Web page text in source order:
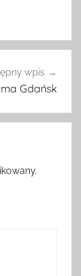
wpis
Gdańsk